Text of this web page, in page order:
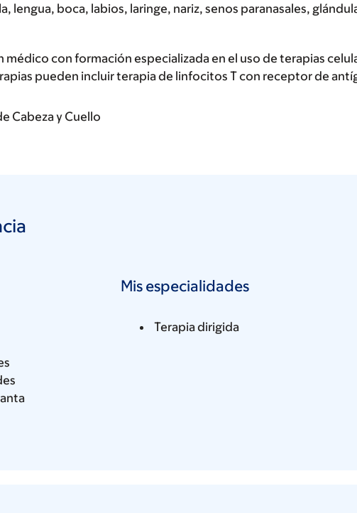
lengua, boca, labios, laringe, nariz, senos paranasales,
médico con formación especializada en el uso de terapias
pueden incluir terapia de linfocitos T con receptor de
Cabeza y Cuello
Mis especialidades
Terapia dirigida